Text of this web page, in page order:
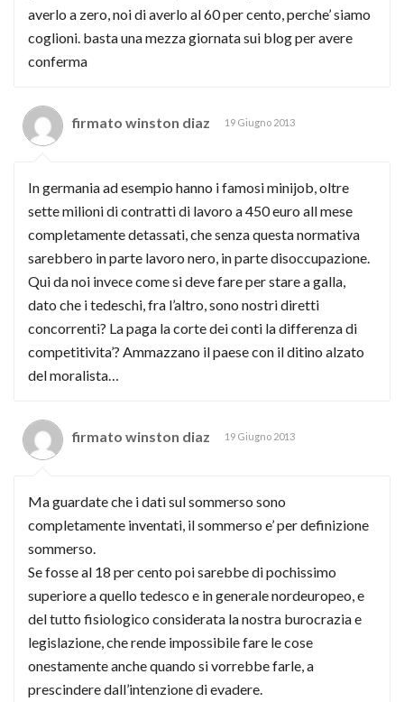
averlo a zero, noi di averlo al 60 per cento, perche’ siamo
coglioni. basta una mezza giornata sui blog per avere
conferma
firmato winston diaz 19 Giugno 2013
In germania ad esempio hanno i famosi minijob, oltre
sette milioni di contratti di lavoro a 450 euro all mese
completamente detassati, che senza questa normativa
sarebbero in parte lavoro nero, in parte disoccupazione.
Qui da noi invece come si deve fare per stare a galla,
dato che i tedeschi, fra l’altro, sono nostri diretti
concorrenti? La paga la corte dei conti la differenza di
competitivita’? Ammazzano il paese con il ditino alzato
del moralista…
firmato winston diaz 19 Giugno 2013
Ma guardate che i dati sul sommerso sono
completamente inventati, il sommerso e’ per definizione
sommerso.
Se fosse al 18 per cento poi sarebbe di pochissimo
superiore a quello tedesco e in generale nordeuropeo, e
del tutto fisiologico considerata la nostra burocrazia e
legislazione, che rende impossibile fare le cose
onestamente anche quando si vorrebbe farle, a
prescindere dall’intenzione di evadere.